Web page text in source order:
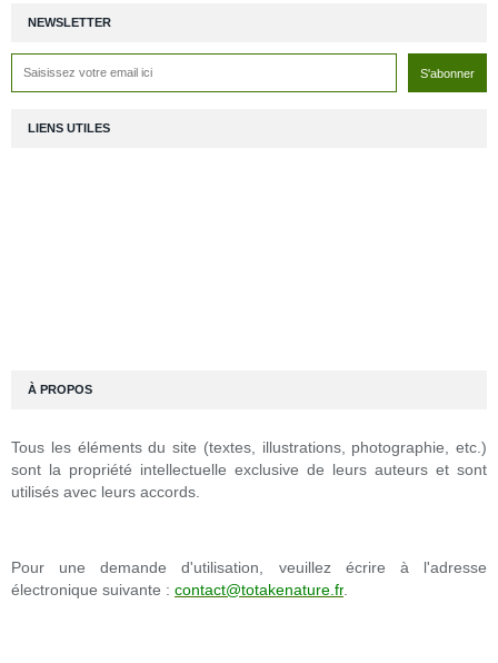
NEWSLETTER
LIENS UTILES
À PROPOS
Tous les éléments du site (textes, illustrations, photographie, etc.)
sont la propriété intellectuelle exclusive de leurs auteurs et sont
utilisés avec leurs accords.
Pour une demande d'utilisation, veuillez écrire à l'adresse
électronique suivante : contact@totakenature.fr